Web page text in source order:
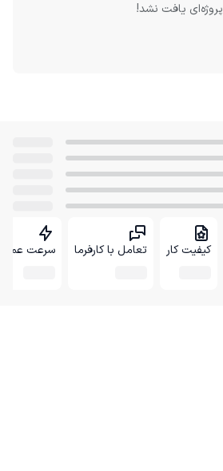
پروژه‌ای یافت نشد!
کیفیت کار تعامل با کارفرما سرعت عمل